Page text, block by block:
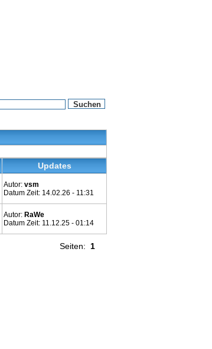
Updates
Autor: vsm
Datum Zeit: 14.02.26 - 11:31
Autor: RaWe
Datum Zeit: 11.12.25 - 01:14
Seiten: 1